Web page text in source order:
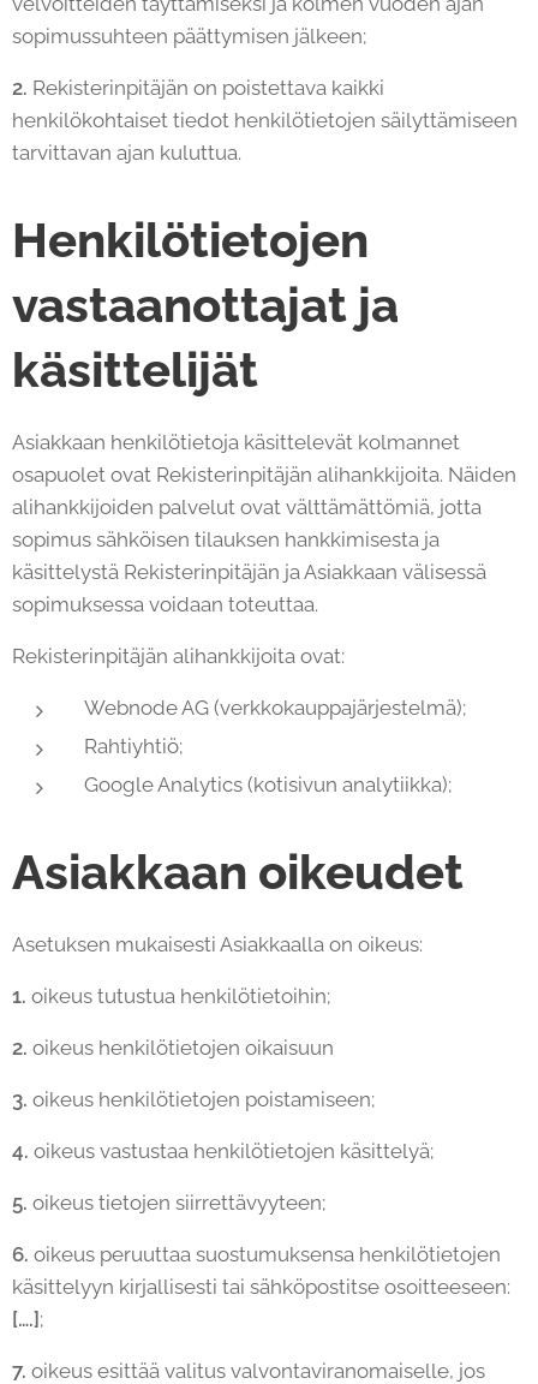
sopimussuhteen päättymisen jälkeen;
2. Rekisterinpitäjän on poistettava kaikki
henkilökohtaiset tiedot henkilötietojen säilyttämiseen
tarvittavan ajan kuluttua.
Henkilötietojen
vastaanottajat ja
käsittelijät
Asiakkaan henkilötietoja käsittelevät kolmannet
osapuolet ovat Rekisterinpitäjän alihankkijoita. Näiden
alihankkijoiden palvelut ovat välttämättömiä, jotta
sopimus sähköisen tilauksen hankkimisesta ja
käsittelystä Rekisterinpitäjän ja Asiakkaan välisessä
sopimuksessa voidaan toteuttaa.
Rekisterinpitäjän alihankkijoita ovat:
Webnode AG (verkkokauppajärjestelmä);
Rahtiyhtiö;
Google Analytics (kotisivun analytiikka);
Asiakkaan oikeudet
Asetuksen mukaisesti Asiakkaalla on oikeus:
1. oikeus tutustua henkilötietoihin;
2. oikeus henkilötietojen oikaisuun
3. oikeus henkilötietojen poistamiseen;
4. oikeus vastustaa henkilötietojen käsittelyä;
5. oikeus tietojen siirrettävyyteen;
6. oikeus peruuttaa suostumuksensa henkilötietojen
käsittelyyn kirjallisesti tai sähköpostitse osoitteeseen:
[….] ;
7. oikeus esittää valitus valvontaviranomaiselle, jos